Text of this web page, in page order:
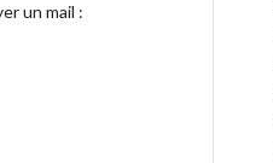
un mail :